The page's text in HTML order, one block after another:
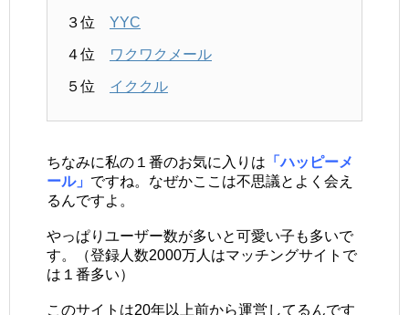
３位 YYC
４位 ワクワクメール
５位 イククル
ちなみに私の１番のお気に入りは 「ハッピーメ
ール」 ですね。なぜかここは不思議とよく会え
るんですよ。
やっぱりユーザー数が多いと可愛い子も多いで
す。（登録人数2000万人はマッチングサイトで
は１番多い）
このサイトは20年以上前から運営してるんです